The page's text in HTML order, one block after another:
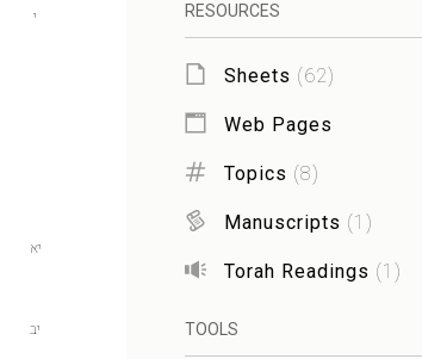
י
יא
יב
RESOURCES
Sheets (62)
Web Pages
Topics (8)
Manuscripts (1 )
Torah Readings (1 )
TOOLS